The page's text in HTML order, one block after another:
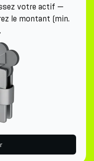
votre actif —
le montant (min.